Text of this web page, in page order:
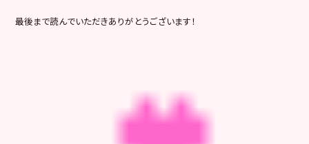
最後まで読んでいただきありがとうございます！